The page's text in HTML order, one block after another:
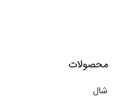
محصولات
شال